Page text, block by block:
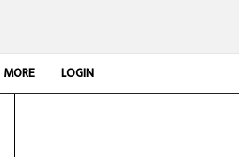
MORE LOGIN